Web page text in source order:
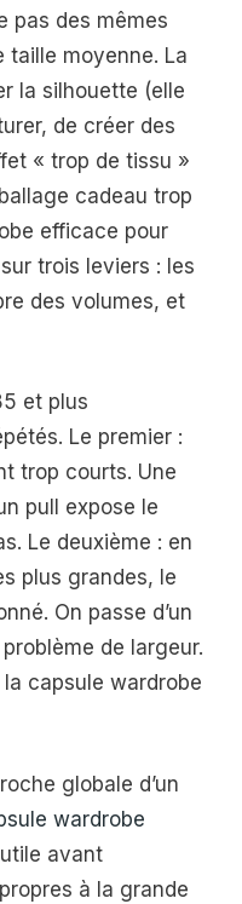
pas des mêmes
taille moyenne. La
la silhouette (elle
de créer des
« trop de tissu »
cadeau trop
efficace pour
trois leviers : les
des volumes, et
et plus
Le premier :
trop courts. Une
pull expose le
Le deuxième : en
plus grandes, le
On passe d’un
de largeur.
capsule wardrobe
globale d’un
wardrobe
avant
à la grande